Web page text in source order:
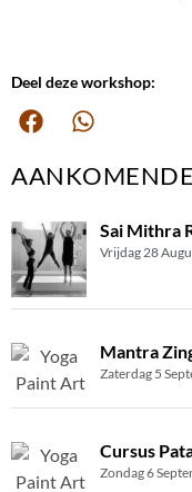
Deel deze workshop:
Sai Mithra
Vrijdag 28
Mantra
Zaterdag 5
Cursus
Zondag 6